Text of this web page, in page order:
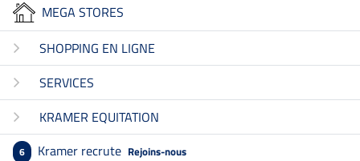
MEGA STORES
SHOPPING EN LIGNE
SERVICES
KRAMER EQUITATION
6 Kramer recrute Rejoins-nous